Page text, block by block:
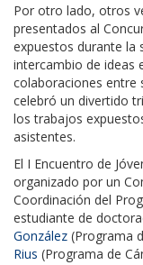
Por otro lado, otros
presentados al
expuestos durante la
intercambio de ideas
colaboraciones entre
celebró un divertido
los trabajos
asistentes.
El I Encuentro de
organizado por un
Coordinación del
estudiante de
González (Programa
Rius (Programa de